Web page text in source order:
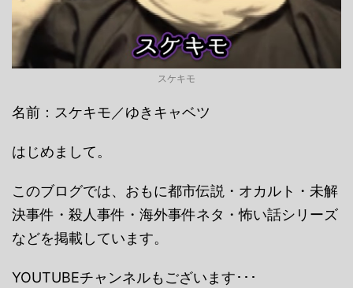
スケキモ
名前：スケキモ／ゆきキャベツ
はじめまして。
このブログでは、おもに都市伝説・オカルト・未解
決事件・殺人事件・海外事件ネタ・怖い話シリーズ
などを掲載しています。
YOUTUBEチャンネルもございます･･･